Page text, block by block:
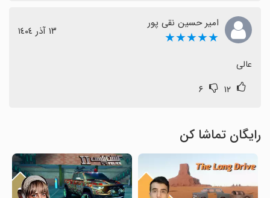
امیر حسین نقی پور
★★★★★ ١٣ آذر ١٤٠٤
عالی
۱۲ ۶
رایگان تماشا کن